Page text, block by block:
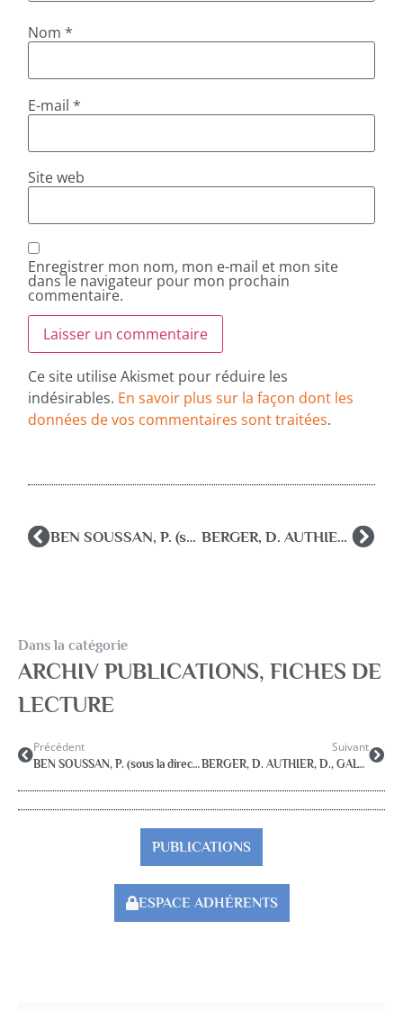
Nom*
E-mail*
Site web
Enregistrer mon nom, mon e-mail et mon site
dans le navigateur pour mon prochain
commentaire.
Ce site utilise Akismet pour réduire les
indésirables. En savoir plus sur la façon dont les
données de vos commentaires sont traitées.
BEN SOUSSAN, P. (sous la direction de). (2019). L’enfant confronté à la mort d’un parent. Toulouse, érès. BERGER, D. AUTHIER, D., GALY, O., DUGAS, E. (sous la direction de). (2018). Éducation et santé, quelles altérités ? Actes du 6ème colloque de l’UNIRèS, réseau des universités pour l’éducation à la santé.
Dans la catégorie
ARCHIV PUBLICATIONS, FICHES DE
LECTURE
Précédent
BEN SOUSSAN, P. (sous la direction de). (2019). L’enfant confronté à la mort d’un parent. Toulouse, érès.
Suivant
BERGER, D. AUTHIER, D., GALY, O., DUGAS, E. (sous la direction de). (2018). Éducation et santé, quelles altérités ? Actes du 6ème colloque de l’UNIRèS, réseau des universités pour l’éducation à la santé.
PUBLICATIONS
ESPACE ADHÉRENTS